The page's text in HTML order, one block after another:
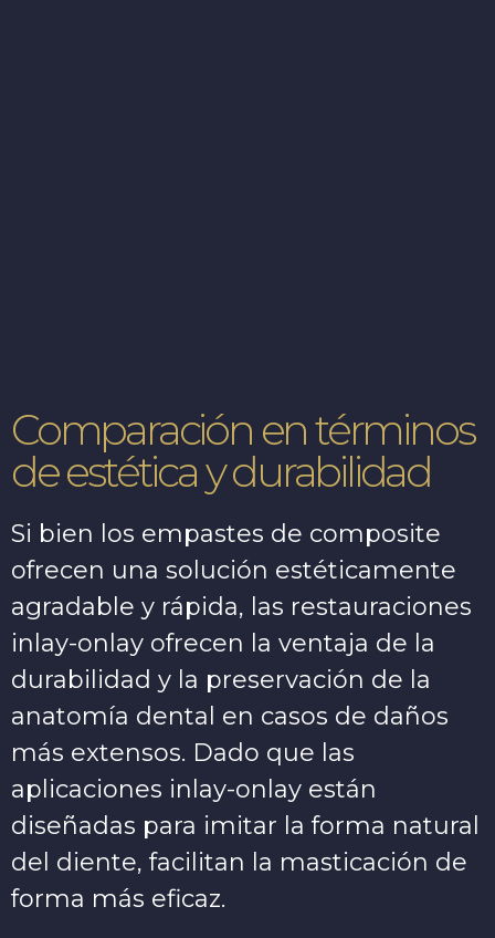
Comparación en términos
de estética y durabilidad
Si bien los empastes de composite
ofrecen una solución estéticamente
agradable y rápida, las restauraciones
inlay-onlay ofrecen la ventaja de la
durabilidad y la preservación de la
anatomía dental en casos de daños
más extensos. Dado que las
aplicaciones inlay-onlay están
diseñadas para imitar la forma natural
del diente, facilitan la masticación de
forma más eficaz.